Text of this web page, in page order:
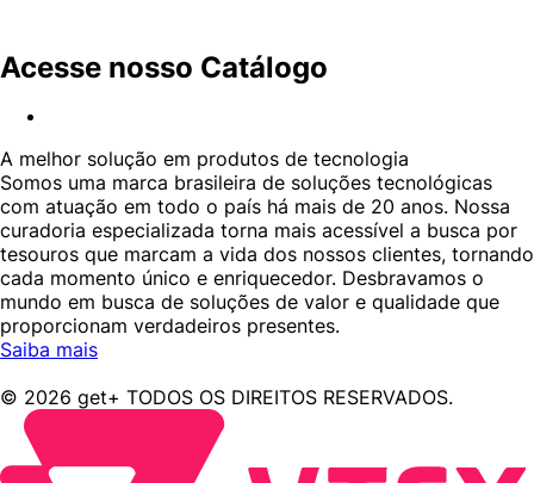
Acesse nosso Catálogo
A melhor solução em produtos de tecnologia
Somos uma marca brasileira de soluções tecnológicas
com atuação em todo o país há mais de 20 anos. Nossa
curadoria especializada torna mais acessível a busca por
tesouros que marcam a vida dos nossos clientes, tornando
cada momento único e enriquecedor. Desbravamos o
mundo em busca de soluções de valor e qualidade que
proporcionam verdadeiros presentes.
Saiba mais
© 2026 get+ TODOS OS DIREITOS RESERVADOS.